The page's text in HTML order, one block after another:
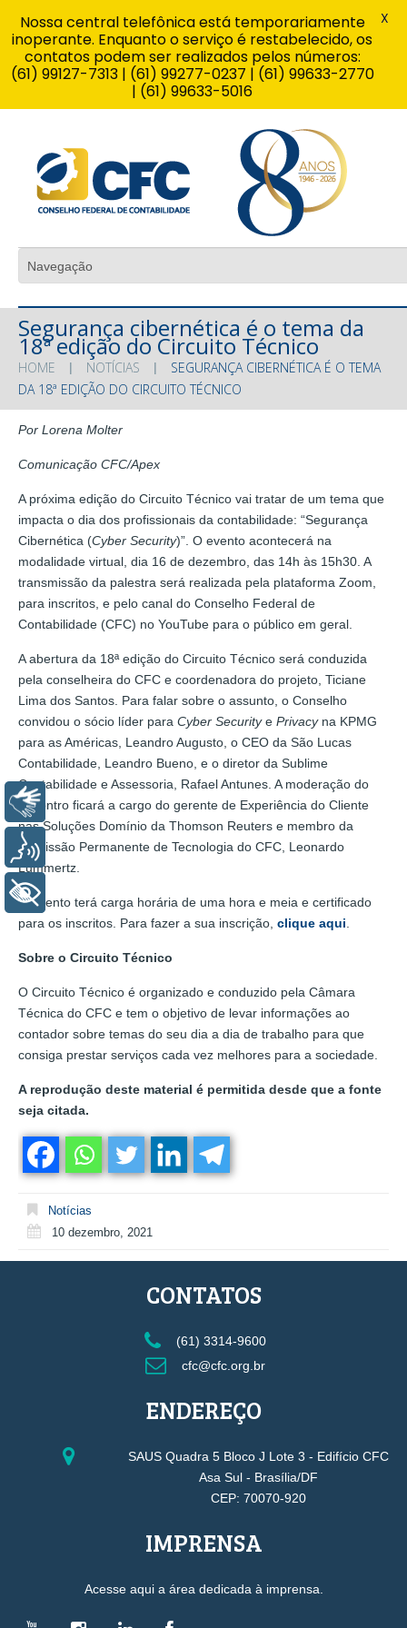
Segurança cibernética é o tema da
18ª edição do Circuito Técnico
HOME NOTÍCIAS
SEGURANÇA CIBERNÉTICA É O TEMA
DA 18ª EDIÇÃO DO CIRCUITO TÉCNICO
Por Lorena Molter
Comunicação CFC/Apex
A próxima edição do Circuito Técnico vai tratar de um tema que
impacta o dia dos profissionais da contabilidade: “Segurança
Cibernética (Cyber Security)”. O evento acontecerá na
modalidade virtual, dia 16 de dezembro, das 14h às 15h30. A
transmissão da palestra será realizada pela plataforma Zoom,
para inscritos, e pelo canal do Conselho Federal de
Contabilidade (CFC) no YouTube para o público em geral.
A abertura da 18ª edição do Circuito Técnico será conduzida
pela conselheira do CFC e coordenadora do projeto, Ticiane
Lima dos Santos. Para falar sobre o assunto, o Conselho
convidou o sócio líder para Cyber Securitye Privacyna KPMG
para as Américas, Leandro Augusto, o CEO da São Lucas
Contabilidade, Leandro Bueno, e o diretor da Sublime
Contabilidade e Assessoria, Rafael Antunes. A moderação do
encontro ficará a cargo do gerente de Experiência do Cliente
nas Soluções Domínio da Thomson Reuters e membro da
Comissão Permanente de Tecnologia do CFC, Leonardo
Lummertz.
O evento terá carga horária de uma hora e meia e certificado
para os inscritos. Para fazer a sua inscrição, clique aqui
Sobre o Circuito Técnico
O Circuito Técnico é organizado e conduzido pela Câmara
Técnica do CFC e tem o objetivo de levar informações ao
contador sobre temas do seu dia a dia de trabalho para que
consiga prestar serviços cada vez melhores para a sociedade.
A reprodução deste material é permitida desde que a fonte
seja citada.
Notícias
10 dezembro, 2021
CONTATOS
(61) 3314-9600
cfc@cfc.org.br
ENDEREÇO
SAUS Quadra 5 Bloco J Lote 3 - Edifício CFC
Asa Sul - Brasília/DF
CEP: 70070-920
IMPRENSA
Acesse aqui a área dedicada à imprensa.
Nossa central telefônica está temporariamente
inoperante. Enquanto o serviço é restabelecido, os
contatos podem ser realizados pelos números:
(61) 99127-7313 | (61) 99277-0237 | (61) 99633-2770
| (61) 99633-5016
X
Libras
Voz